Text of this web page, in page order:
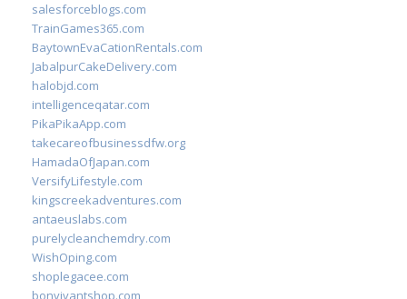
salesforceblogs.com
TrainGames365.com
BaytownEvaCationRentals.com
JabalpurCakeDelivery.com
halobjd.com
intelligenceqatar.com
PikaPikaApp.com
takecareofbusinessdfw.org
HamadaOfJapan.com
VersifyLifestyle.com
kingscreekadventures.com
antaeuslabs.com
purelycleanchemdry.com
WishOping.com
shoplegacee.com
bonvivantshop.com